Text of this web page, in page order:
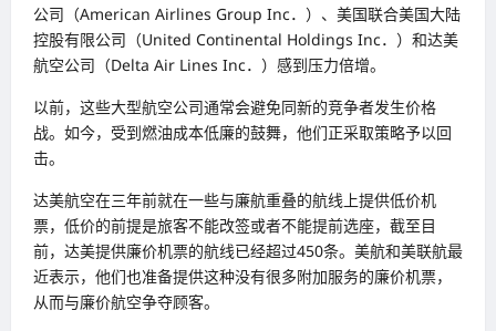
公司（American Airlines Group Inc．）、美国联合美国大陆
控股有限公司（United Continental Holdings Inc．）和达美
航空公司（Delta Air Lines Inc．）感到压力倍增。
以前，这些大型航空公司通常会避免同新的竞争者发生价格
战。如今，受到燃油成本低廉的鼓舞，他们正采取策略予以回
击。
达美航空在三年前就在一些与廉航重叠的航线上提供低价机
票，低价的前提是旅客不能改签或者不能提前选座，截至目
前，达美提供廉价机票的航线已经超过450条。美航和美联航最
近表示，他们也准备提供这种没有很多附加服务的廉价机票，
从而与廉价航空争夺顾客。